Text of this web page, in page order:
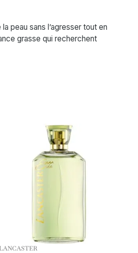
peau sans l’agresser tout en
grasse qui recherchent